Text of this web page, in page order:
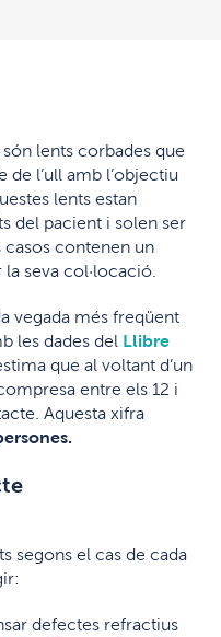
lents corbades que
de l’ull amb l’objectiu
lents estan
del pacient i solen ser
casos contenen un
seva col·locació.
vegada més freqüent
les dades del Llibre
que al voltant d’un
entre els 12 i
Aquesta xifra
segons el cas de cada
defectes refractius